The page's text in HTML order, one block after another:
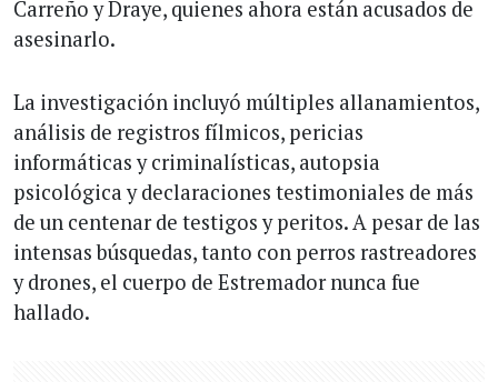
Carreño y Draye, quienes ahora están acusados de
asesinarlo.
La investigación incluyó múltiples allanamientos,
análisis de registros fílmicos, pericias
informáticas y criminalísticas, autopsia
psicológica y declaraciones testimoniales de más
de un centenar de testigos y peritos. A pesar de las
intensas búsquedas, tanto con perros rastreadores
y drones, el cuerpo de Estremador nunca fue
hallado.